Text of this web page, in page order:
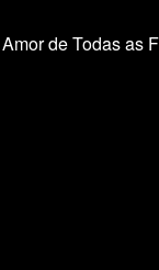
Amor de Todas as